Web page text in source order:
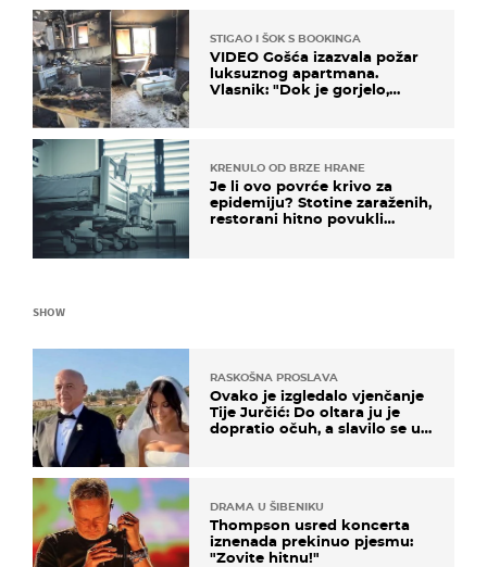
STIGAO I ŠOK S BOOKINGA
VIDEO Gošća izazvala požar
luksuznog apartmana.
Vlasnik: "Dok je gorjelo,
KRENULO OD BRZE HRANE
Je li ovo povrće krivo za
epidemiju? Stotine zaraženih,
restorani hitno povukli
SHOW
RASKOŠNA PROSLAVA
Ovako je izgledalo vjenčanje
Tije Jurčić: Do oltara ju je
dopratio očuh, a slavilo se uz
DRAMA U ŠIBENIKU
Thompson usred koncerta
iznenada prekinuo pjesmu:
"Zovite hitnu!"